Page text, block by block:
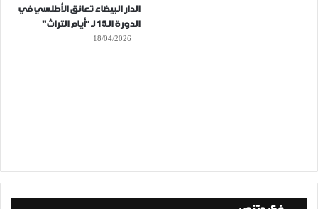
الدار البيضاء تعانق الأطلسي في
الدورة الـ15 لـ “أيام التراث”
18/04/2026